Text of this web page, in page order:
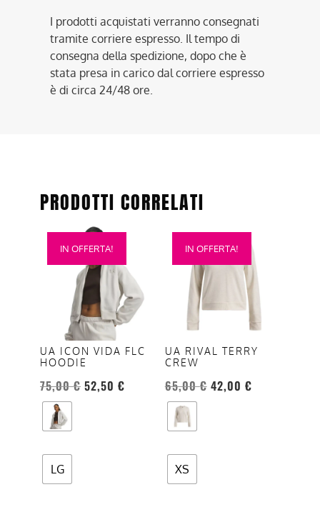
I prodotti acquistati verranno consegnati
tramite corriere espresso. Il tempo di
consegna della spedizione, dopo che è
stata presa in carico dal corriere espresso
è di circa 24/48 ore.
PRODOTTI CORRELATI
IN OFFERTA!
UA ICON VIDA FLC
HOODIE
75,00€ 52,50 €
LG
Questo
prodotto
varianti.
opzioni
possono
essere
scelte
nella
del
prodotto
IN OFFERTA!
UA RIVAL TERRY
CREW
65,00€ 42,00 €
XS
Questo
prodotto
varianti.
opzioni
possono
essere
scelte
nella
del
prodotto